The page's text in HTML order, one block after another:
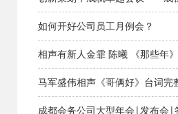
出
如何开好公司员工月例会？
相声有新人金霏 陈曦 《那些年
库_知识库_成都活动公司网_策
档网
马军盛伟相声《哥俩好》台词完
库_成都活动公司网_策划网_方案
成都会务公司大型年会|发布会|